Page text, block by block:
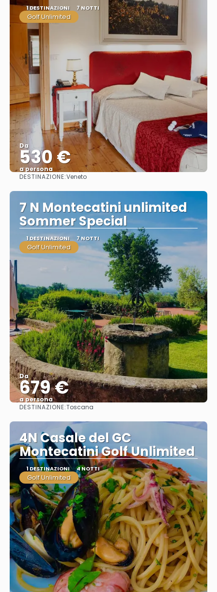
1 DESTINAZIONI 7 NOTTI
Golf Unlimited
Da
530 €
a persona
DESTINAZIONE:Veneto
7 N Montecatini unlimited
Sommer Special
1 DESTINAZIONI 7 NOTTI
Golf Unlimited
Da
679 €
a persona
DESTINAZIONE:Toscana
4N Casale del GC
Montecatini Golf Unlimited
1 DESTINAZIONI 4 NOTTI
Golf Unlimited